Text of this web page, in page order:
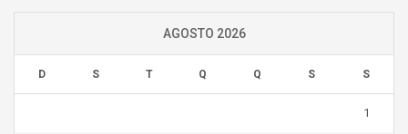
AGOSTO 2026
D S T Q Q S S
1